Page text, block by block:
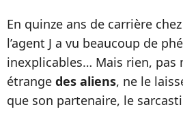
En quinze ans de carrière
l’agent J a vu beaucoup de
inexplicables… Mais rien, pas
étrange des aliens, ne le
que son partenaire, le